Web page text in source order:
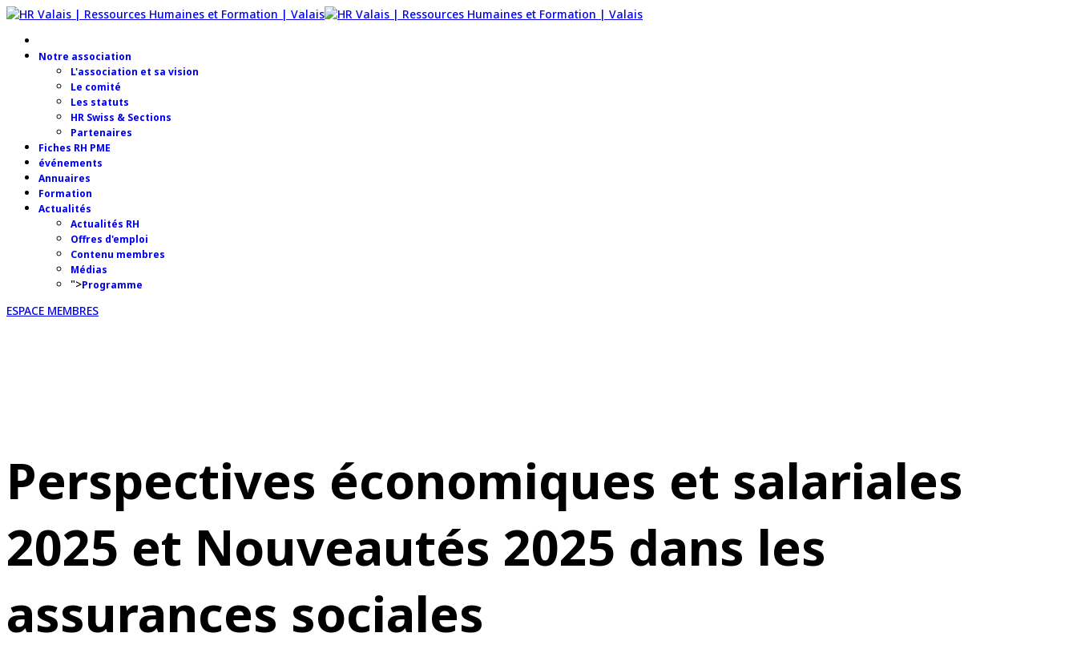
Notre association
L'association et sa vision
Le comité
Les statuts
HR Swiss & Sections
Partenaires
Fiches RH PME
événements
Annuaires
Formation
Actualités
Actualités RH
Offres d'emploi
Contenu membres
Médias
">Programme
ESPACE MEMBRES
Perspectives économiques et salariales
2025 et Nouveautés 2025 dans les
assurances sociales